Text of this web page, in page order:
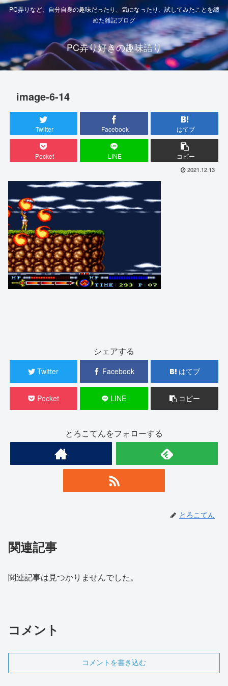
PC弄りなど、自分自身の趣味だったり、気になったり、試してみたことを纏
めた雑記ブログ
PC弄り好きの趣味語り
image-6-14
Twitter Facebook はてブ
Pocket LINE コピー
2021.12.13
シェアする
Twitter Facebook はてブ
Pocket LINE コピー
とろこてんをフォローする
とろこてん
関連記事
関連記事は見つかりませんでした。
コメント
コメントを書き込む